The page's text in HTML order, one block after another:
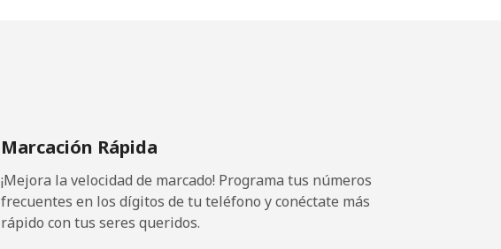
Marcación Rápida
¡Mejora la velocidad de marcado! Programa tus números
frecuentes en los dígitos de tu teléfono y conéctate más
rápido con tus seres queridos.